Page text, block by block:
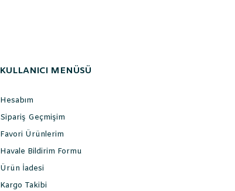
KULLANICI MENÜSÜ
Hesabım
Sipariş Geçmişim
Favori Ürünlerim
Havale Bildirim Formu
Ürün İadesi
Kargo Takibi